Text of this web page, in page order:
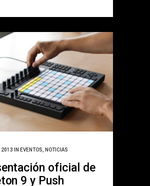
2013 IN EVENTOS, NOTICIAS
oficial de
9 y Push